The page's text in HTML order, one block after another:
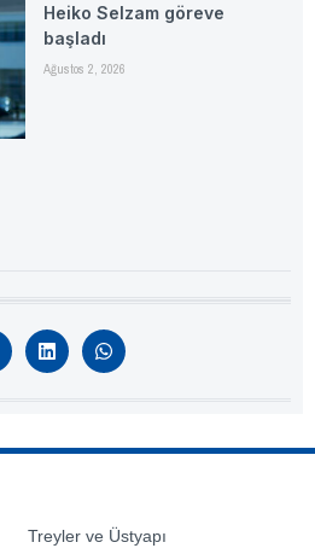
Heiko Selzam göreve
başladı
Ağustos 2, 2026
Treyler ve Üstyapı